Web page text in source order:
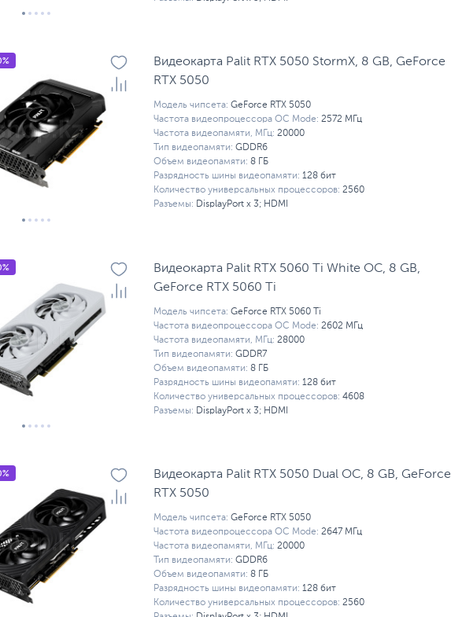
Видеокарта Palit RTX 5050 StormX, 8 GB, GeForсe
RTX 5050
Модель чипсета: GeForce RTX 5050
Частота видеопроцессора OC Mode: 2572 МГц
Частота видеопамяти, МГц: 20000
Тип видеопамяти: GDDR6
Объем видеопамяти: 8 ГБ
Разрядность шины видеопамяти: 128 бит
Количество универсальных процессоров: 2560
Разъемы: DisplayPort x 3; HDMI
Видеокарта Palit RTX 5060 Ti White OC, 8 GB,
GeForсe RTX 5060 Ti
Модель чипсета: GeForсe RTX 5060 Ti
Частота видеопроцессора OC Mode: 2602 МГц
Частота видеопамяти, МГц: 28000
Тип видеопамяти: GDDR7
Объем видеопамяти: 8 ГБ
Разрядность шины видеопамяти: 128 бит
Количество универсальных процессоров: 4608
Разъемы: DisplayPort x 3; HDMI
Видеокарта Palit RTX 5050 Dual OC, 8 GB, GeForсe
RTX 5050
Модель чипсета: GeForce RTX 5050
Частота видеопроцессора OC Mode: 2647 МГц
Частота видеопамяти, МГц: 20000
Тип видеопамяти: GDDR6
Объем видеопамяти: 8 ГБ
Разрядность шины видеопамяти: 128 бит
Количество универсальных процессоров: 2560